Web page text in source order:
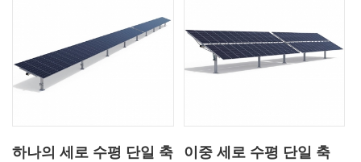
하나의 세로 수평 단일 축
이중 세로 수평 단일 축